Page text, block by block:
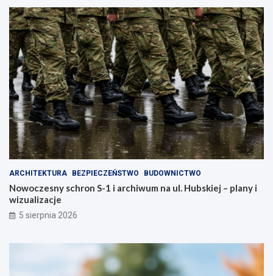
ARCHITEKTURA BEZPIECZEŃSTWO BUDOWNICTWO
Nowoczesny schron S-1 i archiwum na ul. Hubskiej – plany i
wizualizacje
5 sierpnia 2026